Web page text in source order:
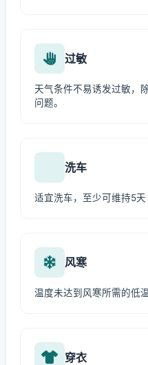
过敏
天气条件不易诱发过敏，
问题。
洗车
适宜洗车，至少可维持5天
风寒
温度未达到风寒所需的低
穿衣